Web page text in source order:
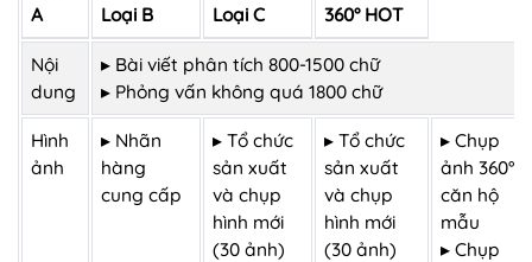
A
Loại B Loại C
360° HOT
Nội
dung
▸ Bài viết phân tích 800-1500 chữ
▸ Phỏng vấn không quá 1800 chữ
Hình
ảnh
▸ Nhãn
hàng
cung cấp
▸ Tổ chức
sản xuất
và chụp
hình mới
(30 ảnh)
▸ Tổ chức
sản xuất
và chụp
hình mới
(30 ảnh)
▸ Chụp
ảnh 360°
căn hộ
mẫu
▸ Chụp